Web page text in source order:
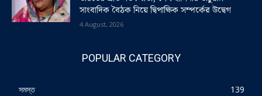
সাংবাদিক বৈঠক নিয়ে দ্বিপাক্ষিক সম্পর্কের উদ্বেগ
4 August, 2026
POPULAR CATEGORY
সমস্ত
139